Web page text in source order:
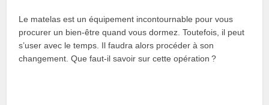
Le matelas est un équipement incontournable pour vous
procurer un bien-être quand vous dormez. Toutefois, il peut
s’user avec le temps. Il faudra alors procéder à son
changement. Que faut-il savoir sur cette opération ?